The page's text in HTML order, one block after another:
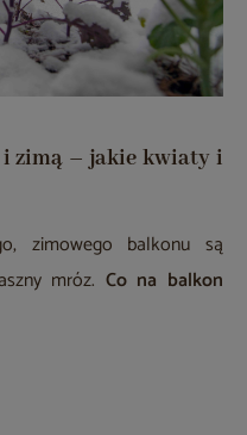
zimą – jakie kwiaty i
zimowego balkonu są
mróz. Co na balkon